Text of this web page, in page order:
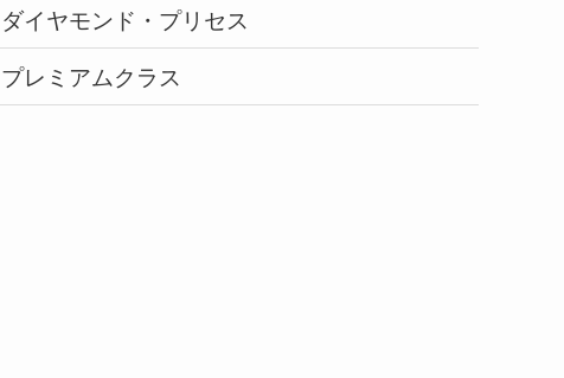
ダイヤモンド・プリセス
プレミアムクラス